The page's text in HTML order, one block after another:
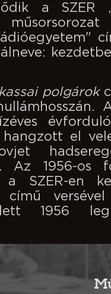
a SZER
polgárok
el
Az 1956-os
SZER-en
1956